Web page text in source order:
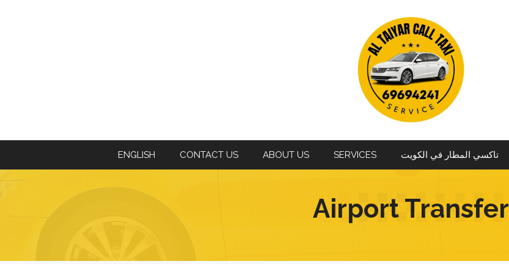
تاكسي المطار في الكويت SERVICES
ABOUT US
CONTACT US
ENGLISH
Airport Transfer